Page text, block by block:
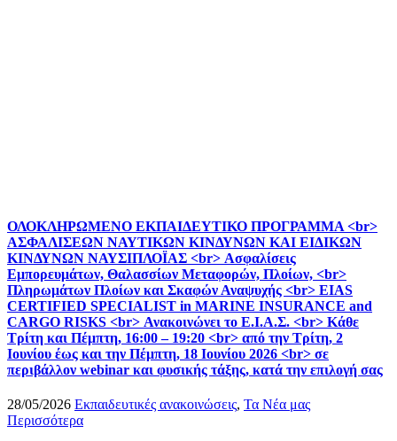
ΟΛΟΚΛΗΡΩΜΕΝΟ ΕΚΠΑΙΔΕΥΤΙΚΟ ΠΡΟΓΡΑΜΜΑ <br>
ΑΣΦΑΛΙΣΕΩΝ ΝΑΥΤΙΚΩΝ ΚΙΝΔΥΝΩΝ ΚΑΙ ΕΙΔΙΚΩΝ
ΚΙΝΔΥΝΩΝ ΝΑΥΣΙΠΛΟΪΑΣ <br> Ασφαλίσεις
Εμπορευμάτων, Θαλασσίων Μεταφορών, Πλοίων, <br>
Πληρωμάτων Πλοίων και Σκαφών Αναψυχής <br> EIAS
CERTIFIED SPECIALIST in MARINE INSURANCE and
CARGO RISKS <br> Ανακοινώνει το Ε.Ι.Α.Σ. <br> Κάθε
Τρίτη και Πέμπτη, 16:00 – 19:20 <br> από την Τρίτη, 2
Ιουνίου έως και την Πέμπτη, 18 Ιουνίου 2026 <br> σε
περιβάλλον webinar και φυσικής τάξης, κατά την επιλογή σας
28/05/2026 Εκπαιδευτικές ανακοινώσεις, Τα Νέα μας
Περισσότερα